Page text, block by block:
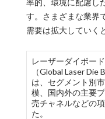
率的、環境に配慮し
す。さまざまな業界
需要は拡大していく
レーザーダイボー
（Global Laser
は、セグメント別
模、国内外の主要
売チャネルなどの
た。